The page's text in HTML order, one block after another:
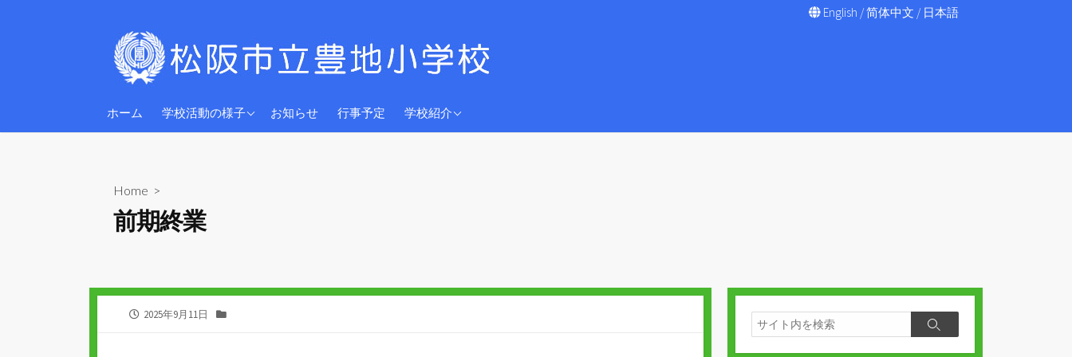
ス
English /简体中文 / 日本語
ホーム 学校活動の様子
2026年度
お知らせ 行事予定 学校紹介
学校教育目標
Home >
前期終業
公
2025年9月11日
検
索
検